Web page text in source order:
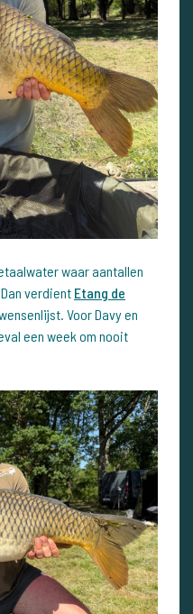
waar aantallen
verdient Etang de
Voor Davy en
een week om nooit